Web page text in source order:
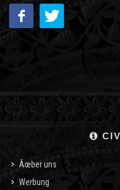
Ãœber uns
Werbung